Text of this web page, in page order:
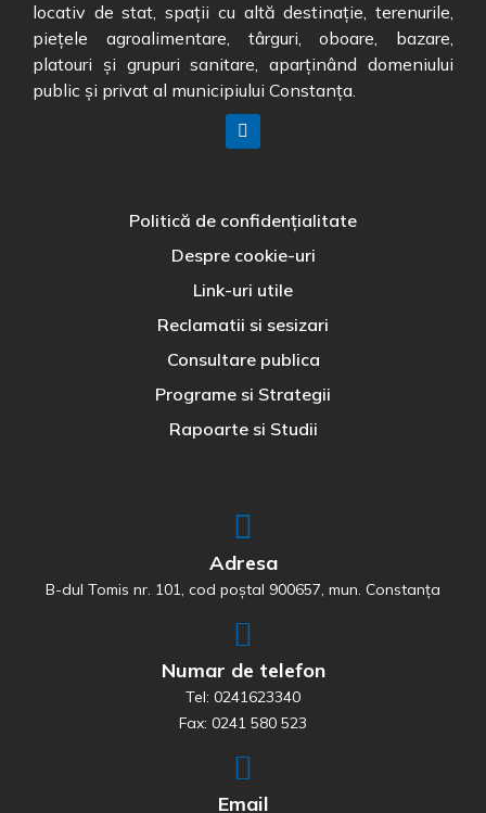
locativ de stat, spații cu altă destinație, terenurile,
piețele agroalimentare, târguri, oboare, bazare,
platouri și grupuri sanitare, aparținând domeniului
public și privat al municipiului Constanța.
Politică de confidențialitate
Despre cookie-uri
Link-uri utile
Reclamatii si sesizari
Consultare publica
Programe si Strategii
Rapoarte si Studii
Adresa
B-dul Tomis nr. 101, cod poștal 900657, mun. Constanța
Numar de telefon
Tel: 0241623340
Fax: 0241 580 523
Email